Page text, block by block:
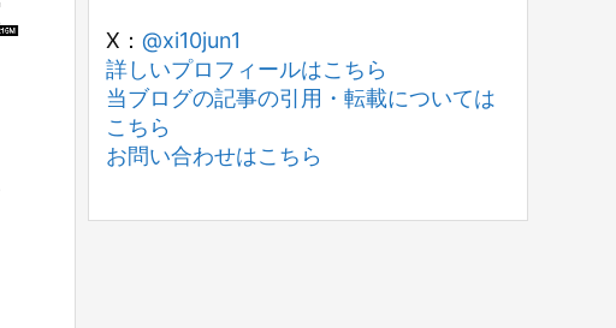
X： @xi10jun1
詳しいプロフィールはこちら
当ブログの記事の引用・転載については
こちら
お問い合わせはこちら